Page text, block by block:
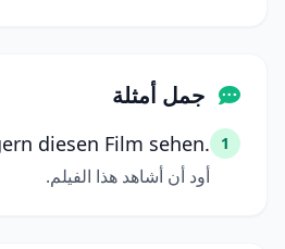
جمل أمثلة
1
diesen Film sehen.
أود أن أشاهد هذا الفيلم.